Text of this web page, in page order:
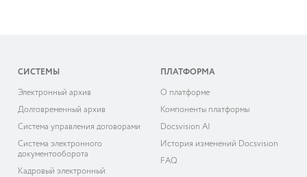
СИСТЕМЫ
Электронный архив
Долговременный архив
Система управления договорами
Система электронного
документооборота
Кадровый электронный
ПЛАТФОРМА
О платформе
Компоненты платформы
Docsvision AI
История изменений Docsvision
FAQ